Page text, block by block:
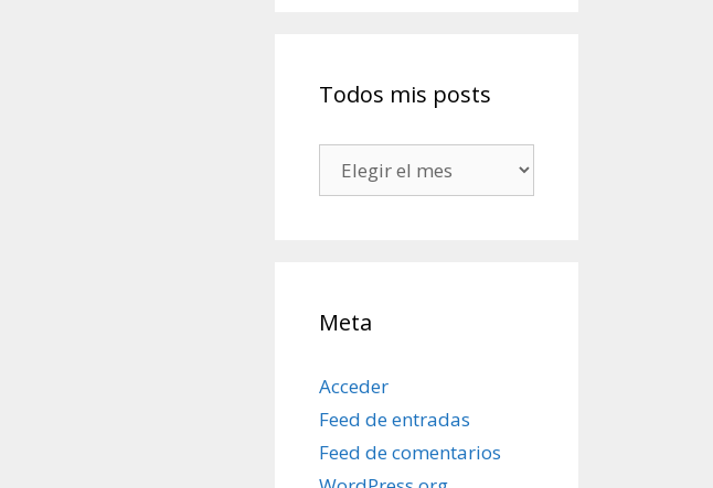
Todos mis posts
mis
Meta
Acceder
Feed de entradas
Feed de comentarios